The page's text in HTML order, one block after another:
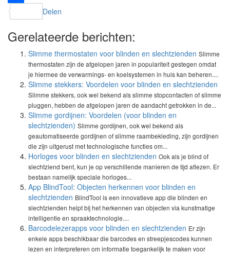
Delen
Gerelateerde berichten:
Slimme thermostaten voor blinden en slechtzienden Slimme
thermostaten zijn de afgelopen jaren in populariteit gestegen omdat
je hiermee de verwarmings- en koelsystemen in huis kan beheren....
Slimme stekkers: Voordelen voor blinden en slechtzienden
Slimme stekkers, ook wel bekend als slimme stopcontacten of slimme
pluggen, hebben de afgelopen jaren de aandacht getrokken in de...
Slimme gordijnen: Voordelen (voor blinden en
slechtzienden) Slimme gordijnen, ook wel bekend als
geautomatiseerde gordijnen of slimme raambekleding, zijn gordijnen
die zijn uitgerust met technologische functies om...
Horloges voor blinden en slechtzienden Ook als je blind of
slechtziend bent, kun je op verschillende manieren de tijd aflezen. Er
bestaan namelijk speciale horloges...
App BlindTool: Objecten herkennen voor blinden en
slechtzienden BlindTool is een innovatieve app die blinden en
slechtzienden helpt bij het herkennen van objecten via kunstmatige
intelligentie en spraaktechnologie....
Barcodelezerapps voor blinden en slechtzienden Er zijn
enkele apps beschikbaar die barcodes en streepjescodes kunnen
lezen en interpreteren om informatie toegankelijk te maken voor